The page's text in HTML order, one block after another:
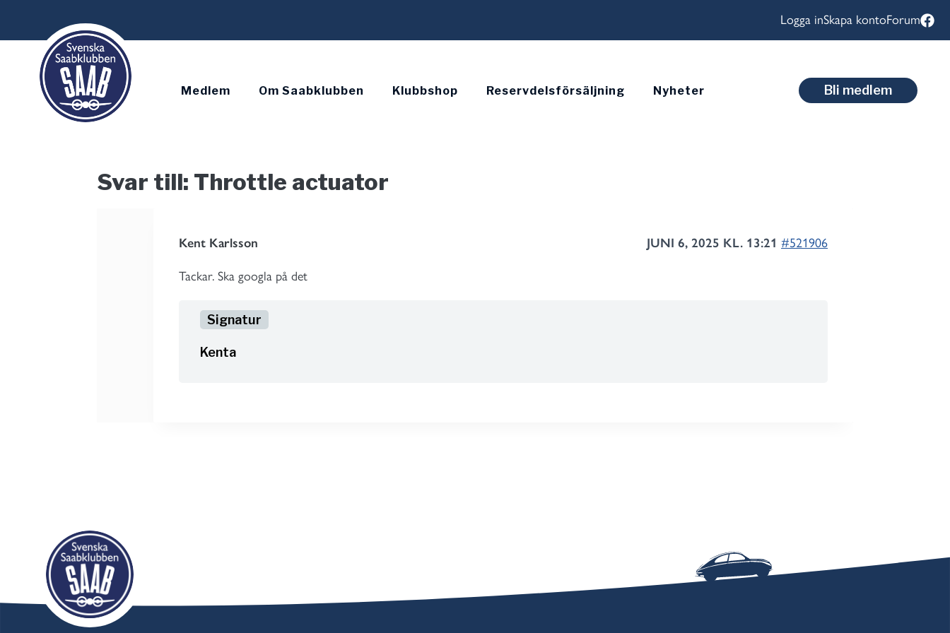
Logga inSkapa kontoForum
Medlem Om Saabklubben Klubbshop Reservdelsförsäljning Nyheter Bli medlem
Svar till: Throttle actuator
Kent Karlsson JUNI 6, 2025 KL. 13:21 #521906
Tackar. Ska googla på det
Kenta